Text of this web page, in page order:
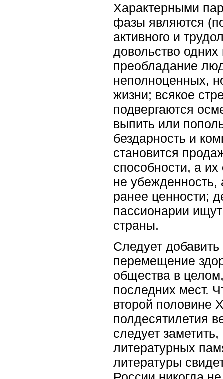
Характерными
фазы являются
активного и
довольство
преобладание
неполноценных,
жизни; всякое
подвергаются
выпить или
бездарность и
становится
способности, а их
не убежденность,
ранее ценности;
пассионарии
страны.
Следует
перемещение
общества в
последних мест.
второй половине
полдесятилетия
следует
литературных
литературы